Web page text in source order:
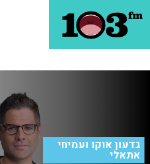
גדעון אוקו ועמיחי
אתאלי